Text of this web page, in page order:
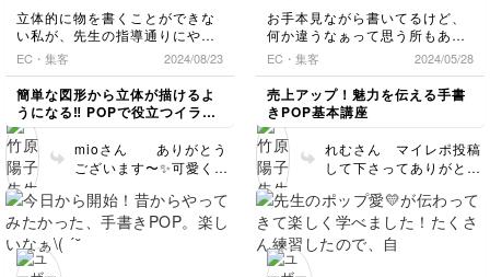
さいね またぜひ マイ
レポで拝見させてくださ
わり嬉しく思います こ
の先も色々なパターンが
出てきますので 楽しん
でくださいね♪
立体的に物を書くことができな
い私が、先生の指導通りにやっ
てみると、書けました！しかも
色なしでもかわいいです！先生
の説明がわかりやすく楽しく受
講できました。ありがとうござ
いました(^^♪
EC・集客 2024/08/23
簡単な図形から立体が描けるよ
うになる‼ POPで役立つイラス
ト講座
mioさん ありがとう
ございます〜✨可愛く丁
かい部分も再現してくだ
さり大変嬉しく思いま
す。 もしよかったら平
お手本見ながら書いてるけど、
何か違うなぁって思う所もある
から何回も書かなきゃだなぁ！
ひたすら練習！(​ *´꒳`*​)
EC・集客 2024/05/28
売上アップ！魅力を伝える手書
きPOP基本講座
れむさん マイレポ投稿
して下さってありがとう
ランスが整っていて、基
本練習をコツコツして下
さってるのがよくわかり